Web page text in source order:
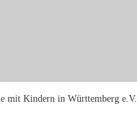
mit Kindern in Württemberg